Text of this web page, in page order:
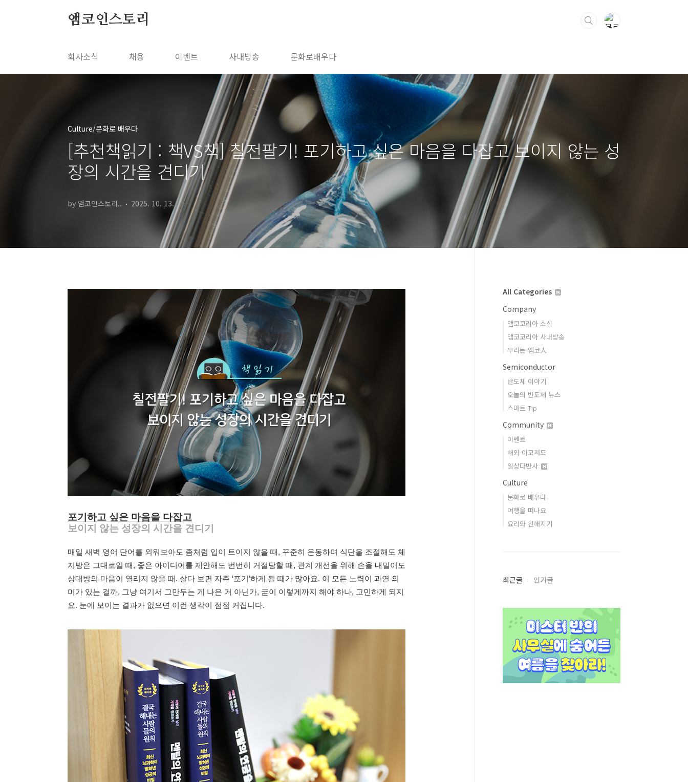
앰코인스토리
회사소식 채용 이벤트 사내방송 문화로배우다
Culture/문화로 배우다
[추천책읽기 : 책VS책] 칠전팔기! 포기하고 싶은 마음을 다잡고 보이지 않는 성
장의 시간을 견디기
by 앰코인스토리.. 2025. 10. 13.
포기하고 싶은 마음을 다잡고
보이지 않는 성장의 시간을 견디기
매일 새벽 영어 단어를 외워보아도 좀처럼 입이 트이지 않을 때, 꾸준히 운동하며 식단을 조절해도 체
지방은 그대로일 때, 좋은 아이디어를 제안해도 번번히 거절당할 때, 관계 개선을 위해 손을 내밀어도
상대방의 마음이 열리지 않을 때. 살다 보면 자주 ‘포기’하게 될 때가 많아요. 이 모든 노력이 과연 의
미가 있는 걸까, 그냥 여기서 그만두는 게 나은 거 아닌가, 굳이 이렇게까지 해야 하나, 고민하게 되지
요. 눈에 보이는 결과가 없으면 이런 생각이 점점 커집니다.
All Categories
Company
앰코코리아 소식
앰코코리아 사내방송
우리는 앰코人
Semiconductor
반도체 이야기
오늘의 반도체 뉴스
스마트 Tip
Community
이벤트
해외 이모저모
일상다반사
Culture
문화로 배우다
여행을 떠나요
요리와 친해지기
최근글 인기글